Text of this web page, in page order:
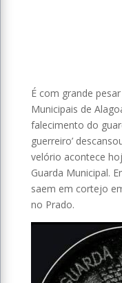
É com grande
Municipais de
falecimento do
guerreiro’
velório acontece
Guarda Municipal.
saem em cortejo
no Prado.